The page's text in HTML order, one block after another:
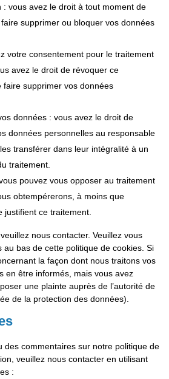
: vous avez le droit à tout moment de
supprimer ou bloquer vos données
votre consentement pour le traitement
avez le droit de révoquer ce
faire supprimer vos données
données : vous avez le droit de
données personnelles au responsable
transférer dans leur intégralité à un
traitement.
pouvez vous opposer au traitement
obtempérerons, à moins que
justifient ce traitement.
nous contacter. Veuillez vous
au bas de cette politique de cookies. Si
la façon dont nous traitons vos
en être informés, mais vous avez
une plainte auprès de l’autorité de
de la protection des données).
des commentaires sur notre politique de
veuillez nous contacter en utilisant
: